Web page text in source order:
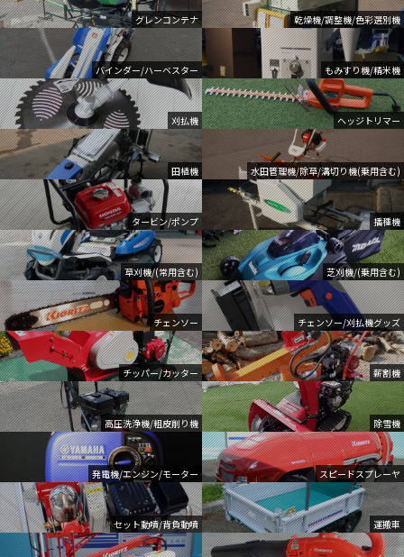
グレンコンテナ 乾燥機/調整機/色彩選別機
バインダー/ハーベスター もみすり機/精米機
刈払機 ヘッジトリマー
田植機 水田管理機/除草/溝切り機(乗用含む)
タービン/ポンプ 播種機
草刈機/(常用含む) 芝刈機/(乗用含む)
チェンソー チェンソー/刈払機グッズ
チッパー/カッター 薪割機
高圧洗浄機/粗皮削り機 除雪機
発電機/エンジン/モーター スピードスプレーヤ
セット動噴/背負動噴 運搬車